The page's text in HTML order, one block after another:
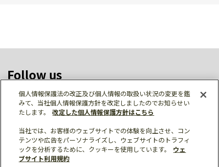
Follow us
ソーシャルメディア公式アカウント一覧
個人情報保護 利用規約
個人情報保護法の改正及び個人情報の取扱い状況の変更を鑑
みて、当社個人情報保護方針を改定しましたのでお知らせい
たします。
改定した個人情報保護方針はこちら
当社では、お客様のウェブサイトでの体験を向上させ、コン
テンツや広告をパーソナライズし、ウェブサイトのトラフィ
ックを分析するために、クッキーを使用しています。
ウェ
ブサイト利用規約